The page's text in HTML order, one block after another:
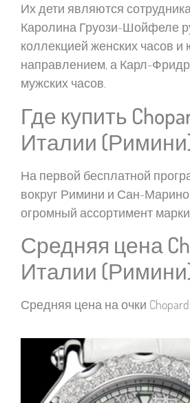
Их дети являются
Каролина Груози-Шойфеле
коллекцией женских часов
направлением, а Карл-
мужских часов.
Где купить
Италии
На первой бесплатной
вокруг Римини и Сан-
огромный ассортимент марки
Средняя цена
Италии
Средняя цена на очки